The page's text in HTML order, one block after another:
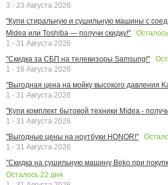
3 - 23 Августа 2026
"Купи стиральную и сушильную машины с
Midea или Toshiba — получи скидку!"
Осталось
1 - 31 Августа 2026
"Скидка за СБП на телевизоры Samsung!"
1 - 16 Августа 2026
"Выгодная цена на мойку высокого давления
1 - 31 Августа 2026
"Купи комплект бытовой техники Midea -
1 - 31 Августа 2026
"Выгодные цены на ноутбуки HONOR!"
1 - 31 Августа 2026
"Скидка на сушильную машину Beko при
Осталось 22 дня